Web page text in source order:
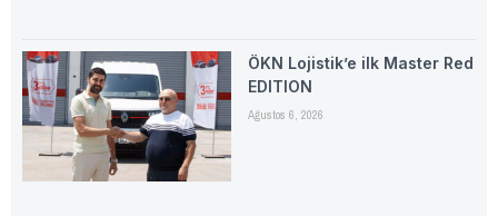
ÖKN Lojistik’e ilk Master Red
EDITION
Ağustos 6, 2026